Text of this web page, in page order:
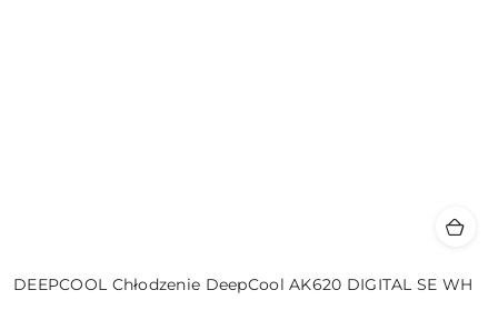
DEEPCOOL Chłodzenie DeepCool AK620 DIGITAL SE WH